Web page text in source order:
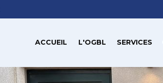
ACCUEIL L'OGBL SERVICES